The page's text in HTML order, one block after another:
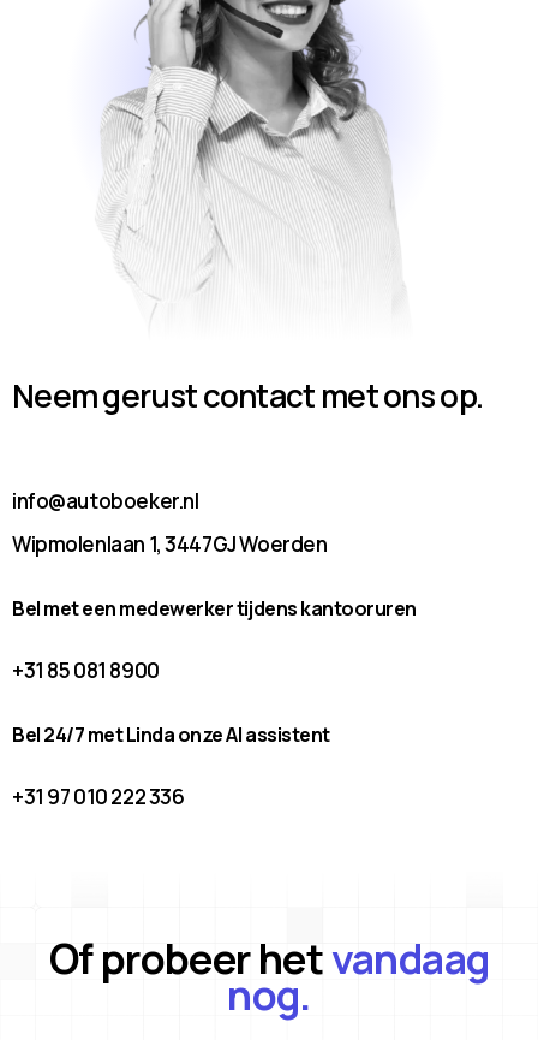
Neem gerust contact met ons op.
info@autoboeker.nl
Wipmolenlaan 1, 3447GJ Woerden
Bel met een medewerker tijdens kantooruren
+31 85 081 8900
Bel 24/7 met Linda onze AI assistent
+31 97 010 222 336
Of probeer hetvandaag
nog.